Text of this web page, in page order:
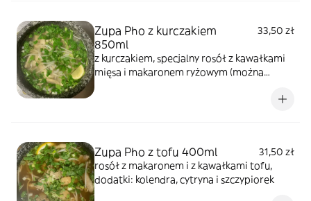
Zupa Pho z kurczakiem
850ml
33,50 zł
z kurczakiem, specjalny rosół z kawałkami
mięsa i makaronem ryżowym (można
Zupa Pho z tofu 400ml
31,50 zł
rosół z makaronem i z kawałkami tofu,
dodatki: kolendra, cytryna i szczypiorek